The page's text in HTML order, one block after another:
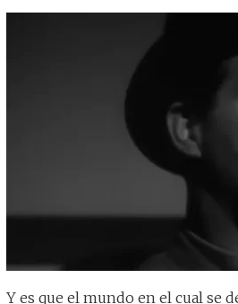
Y es que el mundo en el cual se